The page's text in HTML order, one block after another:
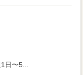
日〜5...